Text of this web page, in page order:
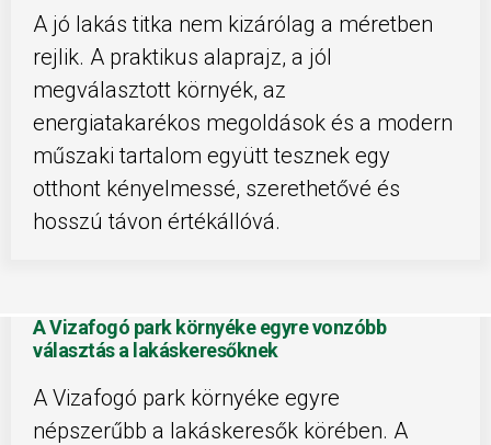
A jó lakás titka nem kizárólag a méretben
rejlik. A praktikus alaprajz, a jól
megválasztott környék, az
energiatakarékos megoldások és a modern
műszaki tartalom együtt tesznek egy
otthont kényelmessé, szerethetővé és
hosszú távon értékállóvá.
A Vizafogó park környéke egyre vonzóbb
választás a lakáskeresőknek
A Vizafogó park környéke egyre
népszerűbb a lakáskeresők körében. A